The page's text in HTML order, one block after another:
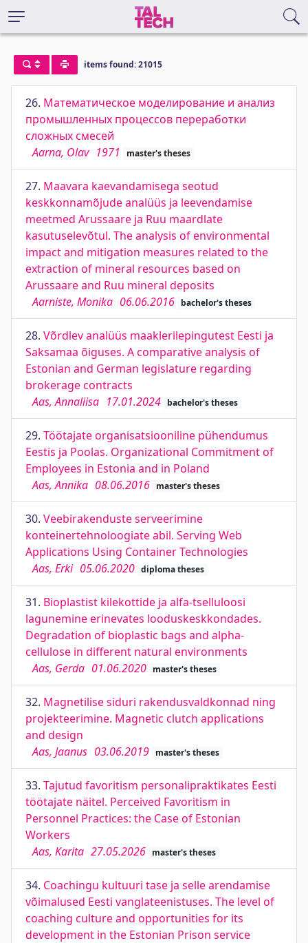
items found: 21015
26. Математическое моделирование и анализ
промышленных процессов переработки
сложных смесей
Aarna, Olav 1971 master's theses
27. Maavara kaevandamisega seotud
keskkonnamõjude analüüs ja leevendamise
meetmed Arussaare ja Ruu maardlate
kasutuselevõtul. The analysis of environmental
impact and mitigation measures related to the
extraction of mineral resources based on
Arussaare and Ruu mineral deposits
Aarniste, Monika 06.06.2016 bachelor's theses
28. Võrdlev analüüs maaklerilepingutest Eesti ja
Saksamaa õiguses. A comparative analysis of
Estonian and German legislature regarding
brokerage contracts
Aas, Annaliisa 17.01.2024 bachelor's theses
29. Töötajate organisatsiooniline pühendumus
Eestis ja Poolas. Organizational Commitment of
Employees in Estonia and in Poland
Aas, Annika 08.06.2016 master's theses
30. Veebirakenduste serveerimine
konteinertehnoloogiate abil. Serving Web
Applications Using Container Technologies
Aas, Erki 05.06.2020 diploma theses
31. Bioplastist kilekottide ja alfa-tselluloosi
lagunemine erinevates looduskeskkondades.
Degradation of bioplastic bags and alpha-
cellulose in different natural environments
Aas, Gerda 01.06.2020 master's theses
32. Magnetilise siduri rakendusvaldkonnad ning
projekteerimine. Magnetic clutch applications
and design
Aas, Jaanus 03.06.2019 master's theses
33. Tajutud favoritism personalipraktikates Eesti
töötajate näitel. Perceived Favoritism in
Personnel Practices: the Case of Estonian
Workers
Aas, Karita 27.05.2026 master's theses
34. Coachingu kultuuri tase ja selle arendamise
võimalused Eesti vanglateenistuses. The level of
coaching culture and opportunities for its
development in the Estonian Prison service